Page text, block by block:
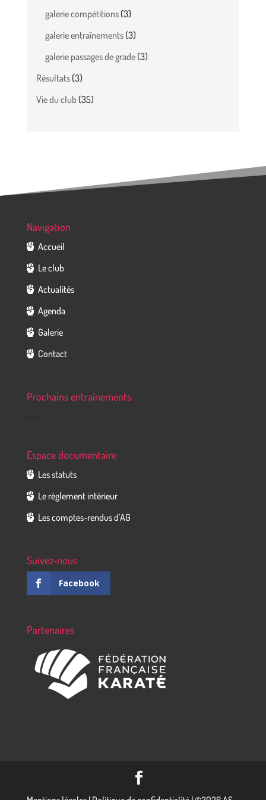
galerie compétitions(3)
galerie entraînements(3)
galerie passages de grade(3)
Résultats(3)
Vie du club(35)
Navigation
Accueil
Le club
Actualités
Agenda
Galerie
Contact
Prochains entraînements
Espace documentaire
Les statuts
Le règlement intérieur
Les comptes-rendus d’AG
Suivez-nous
Facebook
Partenaires